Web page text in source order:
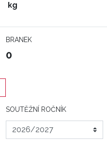
kg
BRANEK
0
SOUTĚŽNÍ ROČNÍK